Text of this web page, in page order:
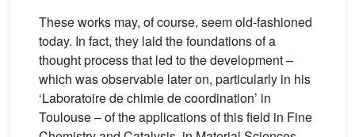
These works may, of course, seem old-fashioned
today. In fact, they laid the foundations of a
thought process that led to the development –
which was observable later on, particularly in his
‘Laboratoire de chimie de coordination’ in
Toulouse – of the applications of this field in Fine